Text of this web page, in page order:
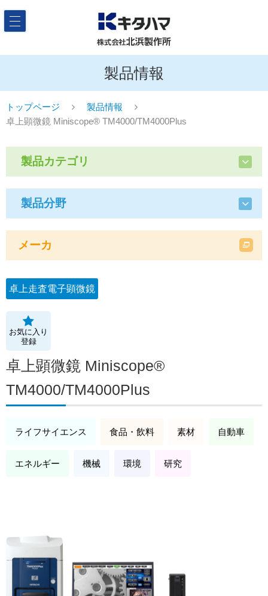
製品情報
トップページ
製品情報
卓上顕微鏡 Miniscope® TM4000/TM4000Plus
製品カテゴリ
製品分野
メーカ
卓上走査電子顕微鏡
お気に入り
登録
卓上顕微鏡 Miniscope®
TM4000/TM4000Plus
ライフサイエンス 食品・飲料 素材 自動車
エネルギー 機械 環境 研究